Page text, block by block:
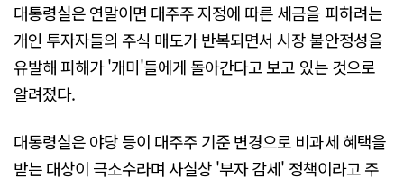
대통령실은 연말이면 대주주 지정에 따른 세금을 피하려는
개인 투자자들의 주식 매도가 반복되면서 시장 불안정성을
유발해 피해가 '개미'들에게 돌아간다고 보고 있는 것으로
알려졌다.
대통령실은 야당 등이 대주주 기준 변경으로 비과세 혜택을
받는 대상이 극소수라며 사실상 '부자 감세' 정책이라고 주